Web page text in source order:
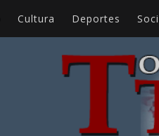
Cultura Deportes